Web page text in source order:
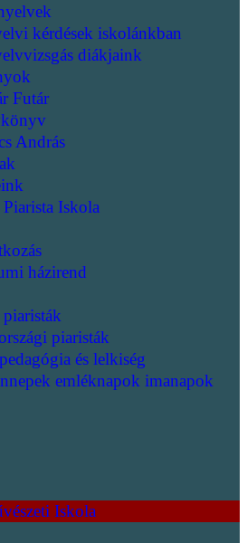
kérdések iskolánkban
diákjaink
Futár
András
Piarista Iskola
házirend
piaristák
piaristák
és lelkiség
emléknapok imanapok
Iskola